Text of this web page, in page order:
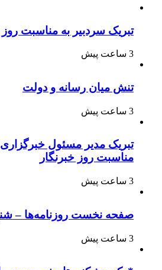
تبریک سردبیر به مناسبت روز
3 ساعت پیش
تنش میان رسانه و دولت
3 ساعت پیش
تبریک مدیر مسئول خبرگزاری
مناسبت روز خبرنگار
3 ساعت پیش
صفحه نخست روزنامه‌ها – شنبه ۱۷
3 ساعت پیش